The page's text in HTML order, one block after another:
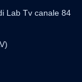
Lab Tv canale 84